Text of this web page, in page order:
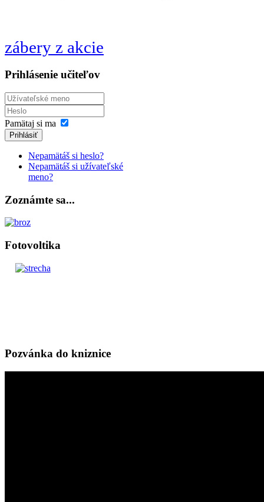
zábery z akcie
Prihlásenie učiteľov
Pamätaj si ma
Prihlásiť
Nepamätáš si heslo?
Nepamätáš si užívateľské
meno?
Zoznámte sa...
Fotovoltika
Pozvánka do kniznice